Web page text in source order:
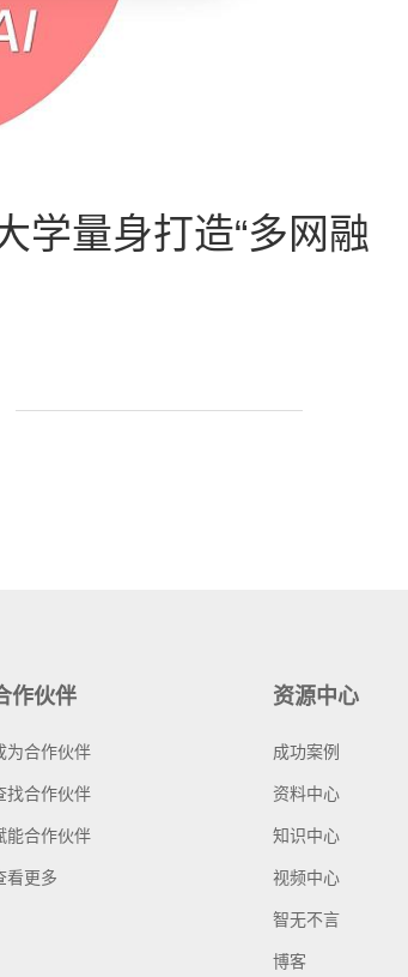
学量身打造“多网融
作伙伴
为合作伙伴
找合作伙伴
能合作伙伴
看更多
资源中心
成功案例
资料中心
知识中心
视频中心
智无不言
博客